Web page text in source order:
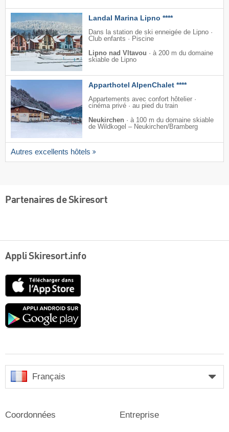
Landal Marina Lipno ****
Dans la station de ski enneigée de Lipno ·
Club enfants · Piscine
Lipno nad Vltavou · à 200 m du domaine
skiable de Lipno
Apparthotel AlpenChalet ****
Appartements avec confort hôtelier ·
cinéma privé · au pied du train
Neukirchen · à 100 m du domaine skiable
de Wildkogel – Neukirchen/​Bramberg
Autres excellents hôtels
Partenaires de Skiresort
Appli Skiresort.info
Google
Français
Coordonnées Entreprise